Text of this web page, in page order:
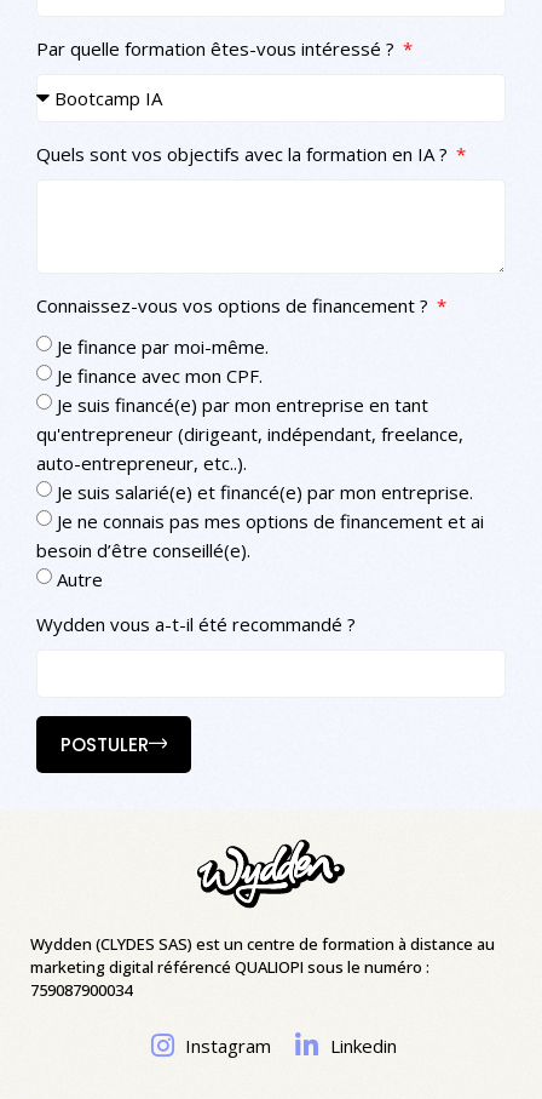
Par quelle formation êtes-vous intéressé ?
Quels sont vos objectifs avec la formation en IA ?
Connaissez-vous vos options de financement ?
Je finance par moi-même.
Je finance avec mon CPF.
Je suis financé(e) par mon entreprise en tant
qu'entrepreneur (dirigeant, indépendant, freelance,
auto-entrepreneur, etc..).
Je suis salarié(e) et financé(e) par mon entreprise.
Je ne connais pas mes options de financement et ai
besoin d’être conseillé(e).
Autre
Wydden vous a-t-il été recommandé ?
POSTULER
Wydden (CLYDES SAS) est un centre de formation à distance au
marketing digital référencé QUALIOPI sous le numéro :
759087900034
Instagram Linkedin